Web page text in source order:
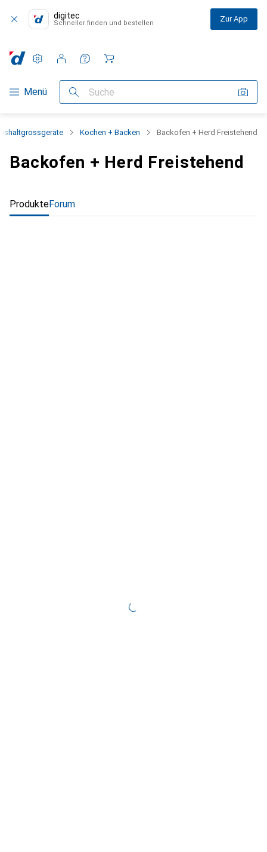
digitec
Schneller finden und bestellen Zur App
Navigation nach Kategorien
Menü Suche
Einstellungen
Kundenkonto
Vergleichslisten
Merklisten
Warenkorb
Kochen + Backen Backofen + Herd Freistehend
Backofen + Herd Freistehend
ProdukteForum